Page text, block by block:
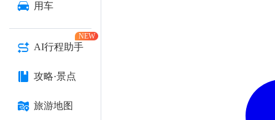
用车
AI行程助手
NEW
攻略·景点
旅游地图